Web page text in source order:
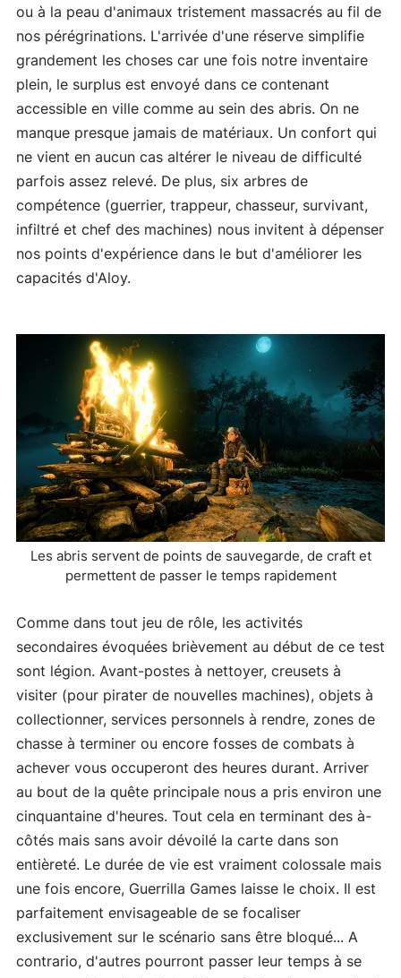
ou à la peau d'animaux tristement massacrés au fil de
nos pérégrinations. L'arrivée d'une réserve simplifie
grandement les choses car une fois notre inventaire
plein, le surplus est envoyé dans ce contenant
accessible en ville comme au sein des abris. On ne
manque presque jamais de matériaux. Un confort qui
ne vient en aucun cas altérer le niveau de difficulté
parfois assez relevé. De plus, six arbres de
compétence (guerrier, trappeur, chasseur, survivant,
infiltré et chef des machines) nous invitent à dépenser
nos points d'expérience dans le but d'améliorer les
capacités d'Aloy.
Les abris servent de points de sauvegarde, de craft et
permettent de passer le temps rapidement
Comme dans tout jeu de rôle, les activités
secondaires évoquées brièvement au début de ce test
sont légion. Avant-postes à nettoyer, creusets à
visiter (pour pirater de nouvelles machines), objets à
collectionner, services personnels à rendre, zones de
chasse à terminer ou encore fosses de combats à
achever vous occuperont des heures durant. Arriver
au bout de la quête principale nous a pris environ une
cinquantaine d'heures. Tout cela en terminant des à-
côtés mais sans avoir dévoilé la carte dans son
entièreté. Le durée de vie est vraiment colossale mais
une fois encore, Guerrilla Games laisse le choix. Il est
parfaitement envisageable de se focaliser
exclusivement sur le scénario sans être bloqué... A
contrario, d'autres pourront passer leur temps à se